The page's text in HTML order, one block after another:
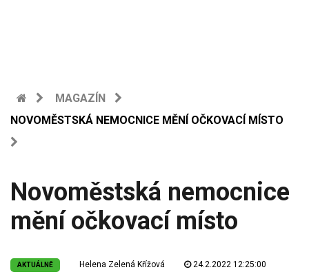
MAGAZÍN
NOVOMĚSTSKÁ NEMOCNICE MĚNÍ OČKOVACÍ MÍSTO
Novoměstská nemocnice
mění očkovací místo
AKTUÁLNĚ Helena Zelená Křížová 24.2.2022 12:25:00